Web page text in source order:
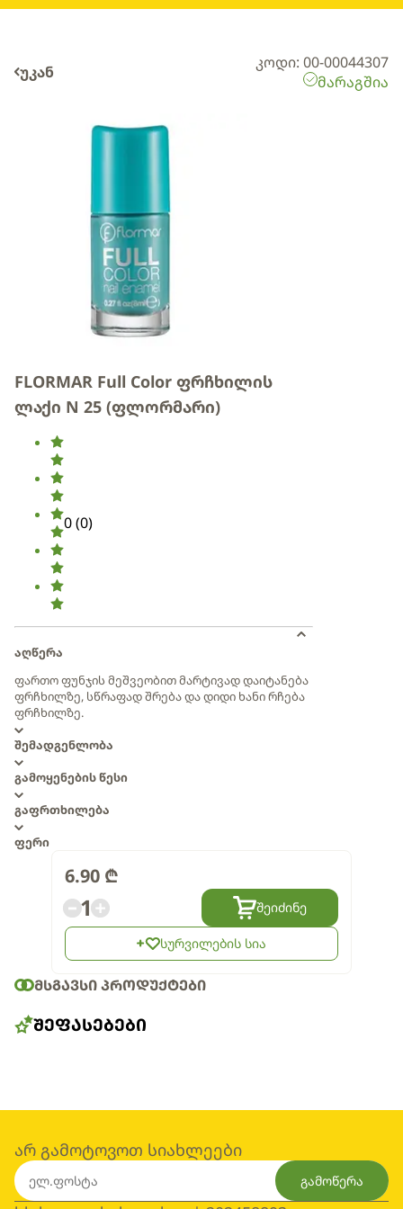
უკან
კოდი: 00-00044307
მარაგშია
FLORMAR Full Color ფრჩხილის
ლაქი N 25 (ფლორმარი)
0(0)
აღწერა
ფართო ფუნჯის მეშვეობით მარტივად დაიტანება
ფრჩხილზე, სწრაფად შრება და დიდი ხანი რჩება
ფრჩხილზე.
შემადგენლობა
გამოყენების წესი
გაფრთხილება
ფერი
6.90 ₾
1 შეიძინე
სურვილების სია
ᲛᲡᲒᲐᲕᲡᲘ ᲞᲠᲝᲓᲣᲥᲢᲔᲑᲘ
ᲨᲔᲤᲐᲡᲔᲑᲔᲑᲘ
არ გამოტოვოთ სიახლეები
გამოწერა